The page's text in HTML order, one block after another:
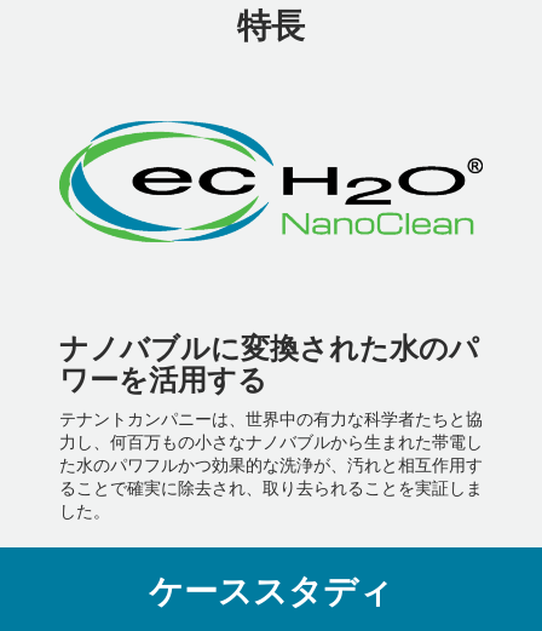
特長
ナノバブルに変換された水のパ
ワーを活用する
テナントカンパニーは、世界中の有力な科学者たちと協
力し、何百万もの小さなナノバブルから生まれた帯電し
た水のパワフルかつ効果的な洗浄が、汚れと相互作用す
ることで確実に除去され、取り去られることを実証しま
した。
ケーススタディ